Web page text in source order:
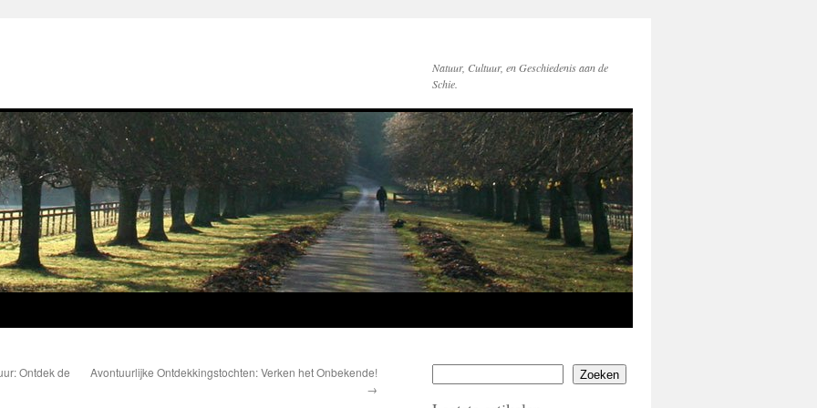
Natuur, Cultuur, en Geschiedenis aan de
Schie.
Ontdek de
Avontuurlijke Ontdekkingstochten: Verken het Onbekende!
→
Zoeken